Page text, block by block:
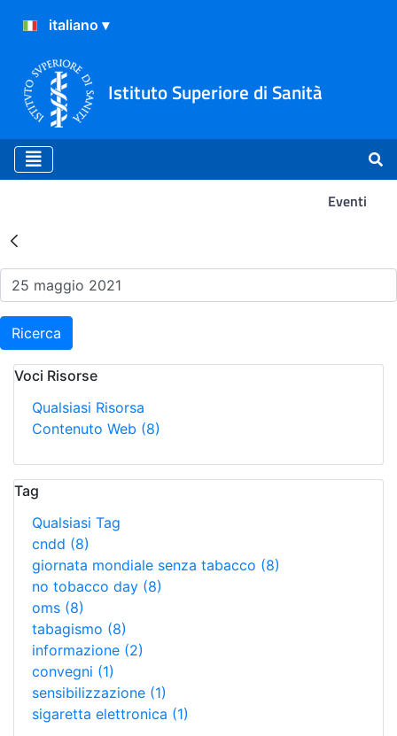
Istituto Superiore di Sanità
Eventi
Risultati della Ricerca -
Ricerca
Voci Risorse
Qualsiasi Risorsa
Contenuto Web (8)
Tag
Qualsiasi Tag
cndd (8)
giornata mondiale senza tabacco (8)
no tobacco day (8)
oms (8)
tabagismo (8)
informazione (2)
convegni (1)
sensibilizzazione (1)
sigaretta elettronica (1)